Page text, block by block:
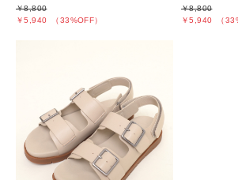
￥5,940 （33%OFF）
￥8,800
￥5,940 （
￥8,800